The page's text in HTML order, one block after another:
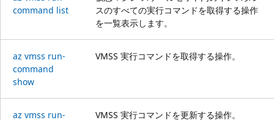
command list
スのすべての実行コマンドを取得する操作
を一覧表示します。
az vmss run-
command
show
VMSS 実行コマンドを取得する操作。
az vmss run-
VMSS 実行コマンドを更新する操作。